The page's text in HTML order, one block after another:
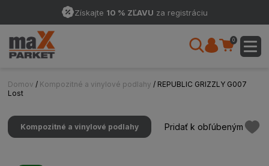
Získajte 10 % ZĽAVU za registráciu
0
Domov / Kompozitné a vinylové podlahy / REPUBLIC GRIZZLY G007
Lost
Kompozitné a vinylové podlahy Pridať k obľúbeným